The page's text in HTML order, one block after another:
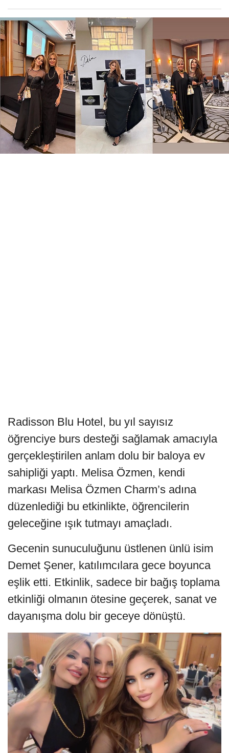
Radisson Blu Hotel, bu yıl sayısız
öğrenciye burs desteği sağlamak amacıyla
gerçekleştirilen anlam dolu bir baloya ev
sahipliği yaptı. Melisa Özmen, kendi
markası Melisa Özmen Charm’s adına
düzenlediği bu etkinlikte, öğrencilerin
geleceğine ışık tutmayı amaçladı.
Gecenin sunuculuğunu üstlenen ünlü isim
Demet Şener, katılımcılara gece boyunca
eşlik etti. Etkinlik, sadece bir bağış toplama
etkinliği olmanın ötesine geçerek, sanat ve
dayanışma dolu bir geceye dönüştü.